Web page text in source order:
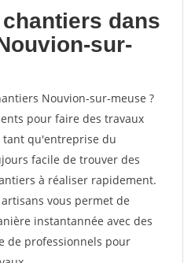
dans
sur-
Nouvion-sur-meuse ?
pour faire des travaux
tant qu'entreprise du
facile de trouver des
à réaliser rapidement.
vous permet de
instantannée avec des
de professionnels pour